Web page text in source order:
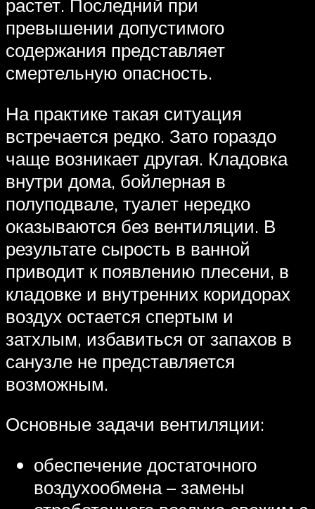
растет. Последний при
превышении допустимого
содержания представляет
смертельную опасность.
На практике такая ситуация
встречается редко. Зато гораздо
чаще возникает другая. Кладовка
внутри дома, бойлерная в
полуподвале, туалет нередко
оказываются без вентиляции. В
результате сырость в ванной
приводит к появлению плесени, в
кладовке и внутренних коридорах
воздух остается спертым и
затхлым, избавиться от запахов в
санузле не представляется
возможным.
Основные задачи вентиляции:
обеспечение достаточного
воздухообмена – замены